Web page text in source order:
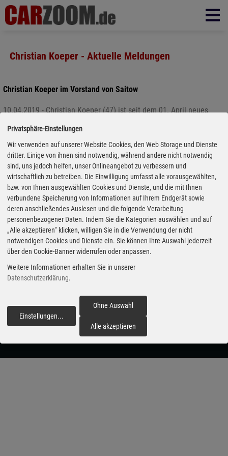
Christian Koeper - Aktuelle Meldungen
Christian Koeper im Vorstand von Saitow
10.04.2019 - Christian Koeper (47) ist seit dem 01. April neues
unter anderem die B2B-Plattform Tyre24 betreibt. In seiner
Position als Chief Operating Officer (COO) wird er sich vor allem
um die Automotive-Themen des Unternehmens aus Kaiserslautern
kümmern.
carzoom.de
Impressum
Datenschutz
Datenschutz-Einstellungen:
bearbeiten|zurücksetzen
Privatsphäre-Einstellungen
Wir verwenden auf unserer Website Cookies, den Web Storage und Dienste
dritter. Einige von ihnen sind notwendig, während andere nicht notwendig
sind, uns jedoch helfen, unser Onlineangebot zu verbessern und
wirtschaftlich zu betreiben. Die Einwilligung umfasst alle vorausgewählten,
bzw. von Ihnen ausgewählten Cookies und Dienste, und die mit Ihnen
verbundene Speicherung von Informationen auf Ihrem Endgerät sowie
deren anschließendes Auslesen und die folgende Verarbeitung
personenbezogener Daten. Indem Sie die Kategorien auswählen und auf
„Alle akzeptieren“ klicken, willigen Sie in die Verwendung der nicht
notwendigen Cookies und Dienste ein. Sie können Ihre Auswahl jederzeit
über den Cookie-Banner widerrufen oder anpassen.
Weitere Informationen erhalten Sie in unserer
Datenschutzerklärung.
Einstellungen...
Ohne Auswahl
Alle akzeptieren